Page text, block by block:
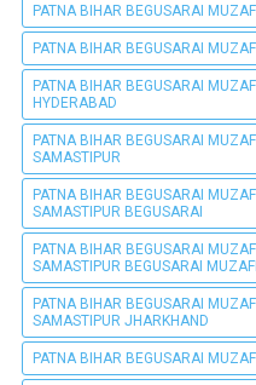
PATNA BIHAR BEGUSARAI
PATNA BIHAR BEGUSARAI
PATNA BIHAR BEGUSARAI
HYDERABAD
PATNA BIHAR BEGUSARAI
SAMASTIPUR
PATNA BIHAR BEGUSARAI
SAMASTIPUR BEGUSARAI
PATNA BIHAR BEGUSARAI
SAMASTIPUR BEGUSARAI
PATNA BIHAR BEGUSARAI
SAMASTIPUR JHARKHAND
PATNA BIHAR BEGUSARAI